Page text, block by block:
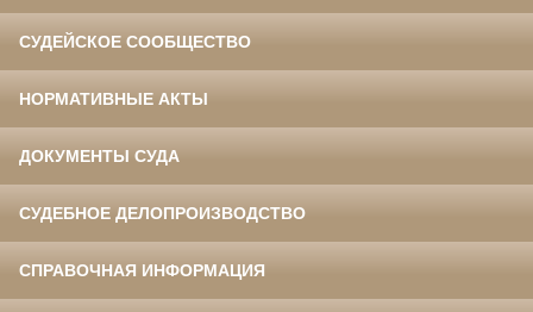
СУДЕЙСКОЕ СООБЩЕСТВО
НОРМАТИВНЫЕ АКТЫ
ДОКУМЕНТЫ СУДА
СУДЕБНОЕ ДЕЛОПРОИЗВОДСТВО
СПРАВОЧНАЯ ИНФОРМАЦИЯ